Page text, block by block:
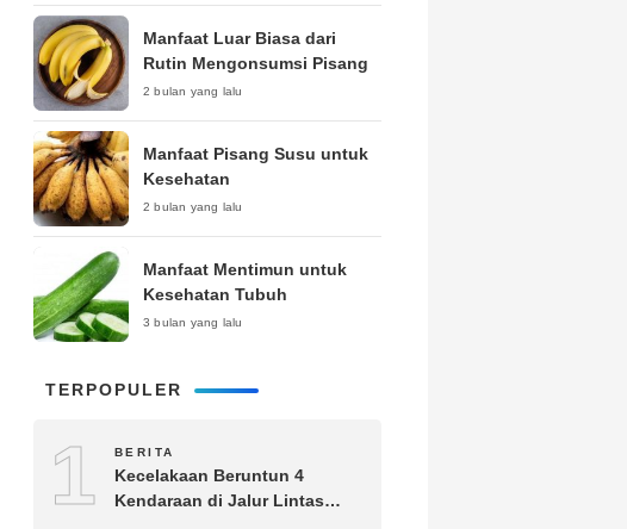
Manfaat Luar Biasa dari
Rutin Mengonsumsi Pisang
2 bulan yang lalu
Manfaat Pisang Susu untuk
Kesehatan
2 bulan yang lalu
Manfaat Mentimun untuk
Kesehatan Tubuh
3 bulan yang lalu
TERPOPULER
1 BERITA
Kecelakaan Beruntun 4
Kendaraan di Jalur Lintas